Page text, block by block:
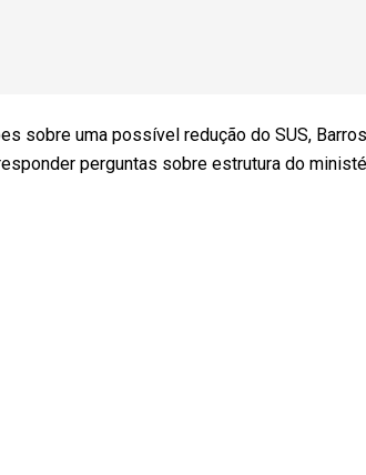
sobre uma possível redução do SUS,
perguntas sobre estrutura do